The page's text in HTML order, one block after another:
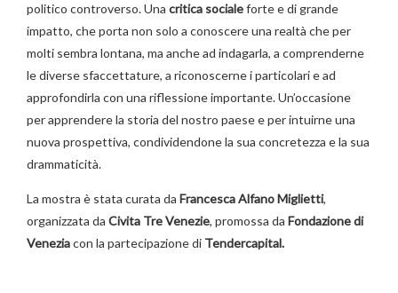
politico controverso. Una critica socialeforte e di grande
impatto, che porta non solo a conoscere una realtà che per
molti sembra lontana, ma anche ad indagarla, a comprenderne
le diverse sfaccettature, a riconoscerne i particolari e ad
approfondirla con una riflessione importante. Un’occasione
per apprendere la storia del nostro paese e per intuirne una
nuova prospettiva, condividendone la sua concretezza e la sua
drammaticità.
La mostra è stata curata da Francesca Alfano Miglietti,
organizzata da Civita Tre Venezie, promossa da Fondazione di
Veneziacon la partecipazione di Tendercapital.